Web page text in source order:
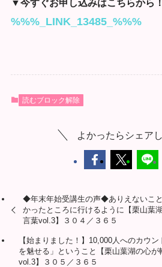
▼今すぐお申し込みはこちらから
%%%_LINK_13485_%%%
読むブロック解除
よかったらシェア
◆年末年始受講生の声◆ありえないこ
かったところに行けるように【栗山葉
言葉vol.3】３０４／３６５
【始まりました！】10,000人へのカウ
を魅せる」ということ【栗山葉湖の心
vol.3】３０５／３６５